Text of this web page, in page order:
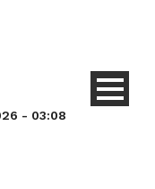
- 03:08